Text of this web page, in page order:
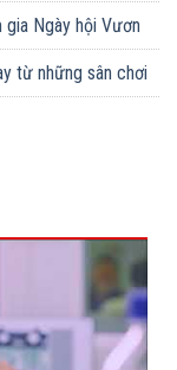
Ngày hội Vươn
từ những sân chơi